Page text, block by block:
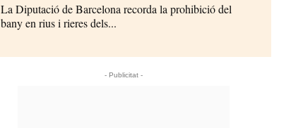
La Diputació de Barcelona recorda la prohibició del
bany en rius i rieres dels...
- Publicitat -